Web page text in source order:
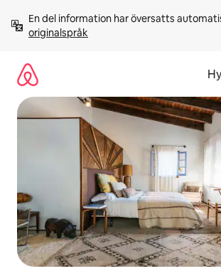
innehåll
En del information har översatts
originalspråk